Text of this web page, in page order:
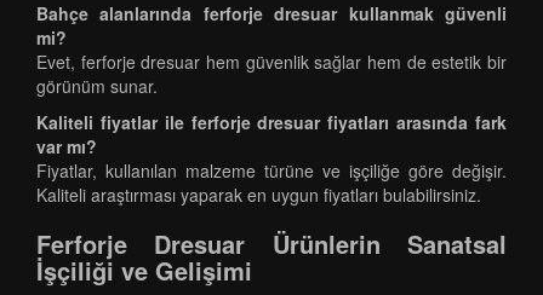
Bahçe alanlarında ferforje dresuar kullanmak güvenli
mi?
Evet, ferforje dresuar hem güvenlik sağlar hem de estetik bir
görünüm sunar.
Kaliteli fiyatlar ile ferforje dresuar fiyatları arasında fark
var mı?
Fiyatlar, kullanılan malzeme türüne ve işçiliğe göre değişir.
Kaliteli araştırması yaparak en uygun fiyatları bulabilirsiniz.
Ferforje Dresuar Ürünlerin Sanatsal
İşçiliği ve Gelişimi